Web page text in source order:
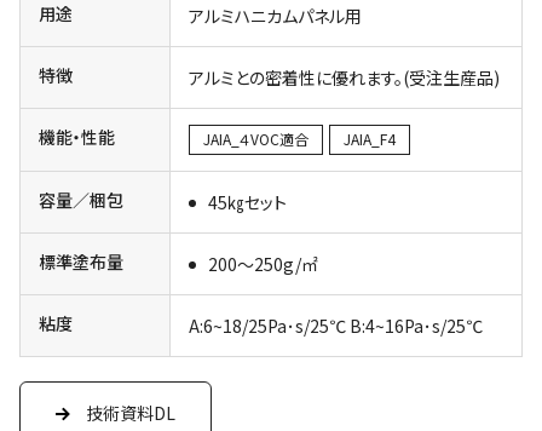
用途 アルミハニカムパネル用
特徴 アルミとの密着性に優れます。(受注生産品)
機能・性能 JAIA_４VOC適合 JAIA_F4
容量／梱包 45㎏セット
標準塗布量 200～250g/㎡
粘度 A:6~18/25Pa･s/25℃ B:4~16Pa･s/25℃
技術資料DL